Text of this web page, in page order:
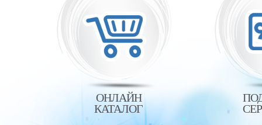
ОНЛАЙН
КАТАЛОГ